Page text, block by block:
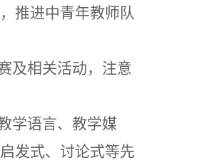
推进中青年教师队
及相关活动，注意
学语言、教学媒
发式、讨论式等先